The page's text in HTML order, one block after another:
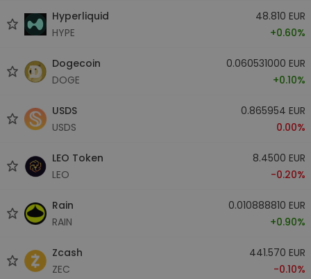
Hyperliquid
HYPE
48.810 EUR
+0.60%
Dogecoin
DOGE
0.060531000 EUR
+0.10%
USDS
USDS
0.865954 EUR
0.00%
LEO Token
LEO
8.4500 EUR
-0.20%
Rain
RAIN
0.010888810 EUR
+0.90%
Zcash
ZEC
441.570 EUR
-0.10%